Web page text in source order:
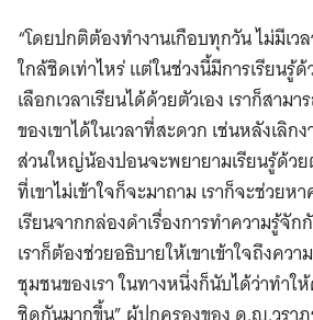
“โดยปกติต้องทำงานเกือบทุกวัน ไม่มีเว
ใกล้ชิดเท่าไหร่ แต่ในช่วงนี้มีการเรียนรู้
เลือกเวลาเรียนได้ด้วยตัวเอง เราก็สามา
ของเขาได้ในเวลาที่สะดวก เช่นหลังเลิ
ส่วนใหญ่น้องปอนจะพยายามเรียนรู้ด้วย
ที่เขาไม่เข้าใจก็จะมาถาม เราก็จะช่วย
เรียนจากกล่องดำเรื่องการทำความรู้จั
เราก็ต้องช่วยอธิบายให้เขาเข้าใจถึงคว
ชุมชนของเรา ในทางหนึ่งก็นับได้ว่าทำใ